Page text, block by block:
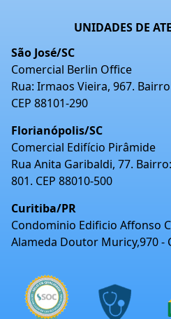
UNIDADES DE
São José/SC
Comercial Berlin Office
Rua: Irmaos Vieira, 967.
CEP 88101-290
Florianópolis/SC
Comercial Edifício Pirâmide
Rua Anita Garibaldi, 77.
801. CEP 88010-500
Curitiba/PR
Condominio Edificio Affonso
Alameda Doutor Muricy,970 -